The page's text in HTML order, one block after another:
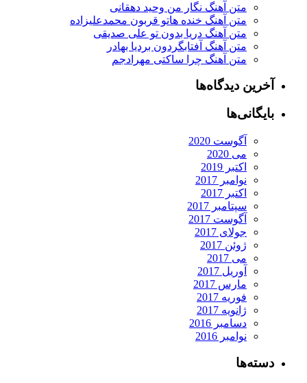
متن آهنگ نگار من وحید دهقانی
متن آهنگ خنده هاتو قربون محمدعلیزاده
متن آهنگ دریا بدون تو علی صدیقی
متن آهنگ آفتابگردون بردیا بهادر
متن آهنگ چرا ساکتی مهرادجم
آخرین دیدگاه‌ها
بایگانی‌ها
آگوست 2020
می 2020
اکتبر 2019
نوامبر 2017
اکتبر 2017
سپتامبر 2017
آگوست 2017
جولای 2017
ژوئن 2017
می 2017
آوریل 2017
مارس 2017
فوریه 2017
ژانویه 2017
دسامبر 2016
نوامبر 2016
دسته‌ها